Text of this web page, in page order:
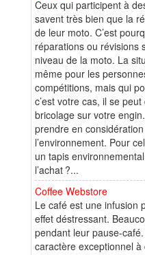
Ceux qui participent à
savent très bien que la
de leur moto. C’est
réparations ou révisions
niveau de la moto. La
même pour les
compétitions, mais qui
c’est votre cas, il se
bricolage sur votre
prendre en
l’environnement. Pour
un tapis
l’achat ?...
Coffee Webstore
Le café est une infusion
effet déstressant.
pendant leur pause-
caractère exceptionnel